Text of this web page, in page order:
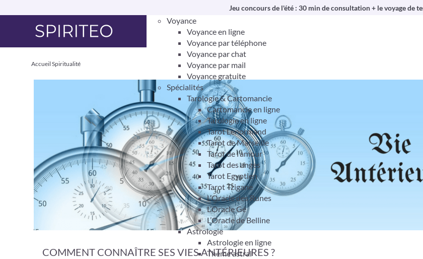
Jeu concours de l'été : 30 min de consultation + le voyage de
Voyance
Voyance en ligne
Voyance par téléphone
Voyance par chat
Voyance par mail
Voyance gratuite
Spécialités
Tarologie & Cartomancie
Cartomancie en ligne
Tarologie en ligne
Tarot Lenormand
Tarot de Marseille
Tarot de l’amour
Tarot des anges
Tarot Egyptien
Tarot Tzigane
L’Oracle des Runes
L’Oracle Gé
L’Oracle de Belline
Astrologie
Astrologie en ligne
Thème astral
Accueil Spiritualité
COMMENT CONNAÎTRE SES VIES ANTÉRIEURES ?